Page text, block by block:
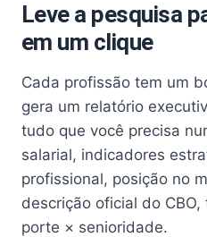
Leve a pesquisa
em um clique
Cada profissão tem um
gera um relatório
tudo que você precisa
salarial, indicadores
profissional, posição no
descrição oficial do
porte × senioridade.